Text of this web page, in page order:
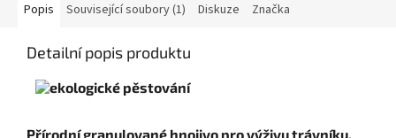
Popis Související soubory (1) Diskuze Značka
Detailní popis produktu
Přírodní granulované hnojivo pro výživu trávníku.